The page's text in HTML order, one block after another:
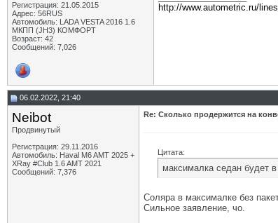
Регистрация: 21.05.2015
Адрес: 56RUS
Автомобиль: LADA VESTA 2016 1.6
МКПП (JH3) КОМФОРТ
Возраст: 42
Сообщений: 7,026
http://www.autometric.ru/
06.02.2022, 21:40
Neibot
Продвинутый
Регистрация: 29.11.2016
Автомобиль: Haval M6 AMT 2025 +
XRay #Club 1.6 AMT 2021
Сообщений: 7,376
Re: Сколько продержится на
Цитата:
максималка седан будет
Соляра в максималке без
Сильное заявление, чо.